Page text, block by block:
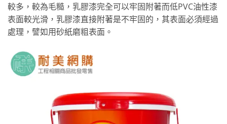
較多，較為毛糙，乳膠漆完全可以牢固附著而低PVC油性漆
表面較光滑，乳膠漆直接附著是不牢固的，其表面必須經過
處理，譬如用砂紙磨粗表面。